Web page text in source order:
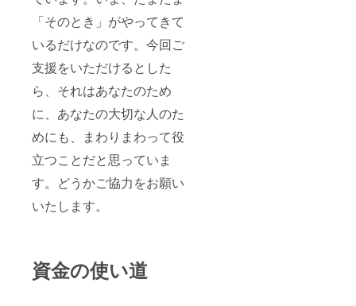
「そのとき」がやってきて
いるだけなのです。今回ご
支援をいただけるとした
ら、それはあなたのため
に、あなたの大切な人のた
めにも、まわりまわって役
立つことだと思っていま
す。どうかご協力をお願い
いたします。
資金の使い道